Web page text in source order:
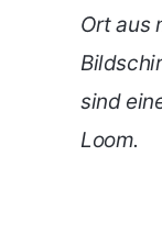
Ort aus
sind
Loom.